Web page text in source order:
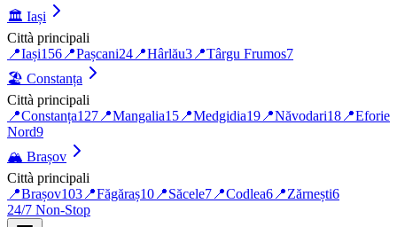
🏛️ Iași
Città principali
📍Iași156 📍Pașcani24 📍Hârlău3 📍Târgu Frumos7
🏖️ Constanța
Città principali
📍Constanța127 📍Mangalia15 📍Medgidia19 📍Năvodari18 📍Eforie
Nord9
🏔️ Brașov
Città principali
📍Brașov103 📍Făgăraș10 📍Săcele7 📍Codlea6 📍Zărnești6
24/7 Non-Stop